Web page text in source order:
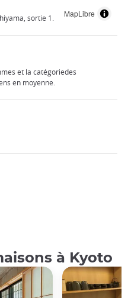
MapLibre
sortie 1.
et la catégoriedes
en moyenne.
à Kyoto